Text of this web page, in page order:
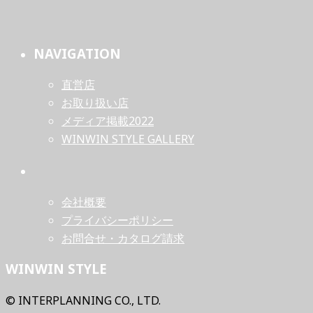
NAVIGATION
直営店
お取り扱い店
メディア掲載2022
WINWIN STYLE GALLERY
会社概要
プライバシーポリシー
お問合せ・カタログ請求
WINWIN STYLE
© INTERPLANNING CO., LTD.